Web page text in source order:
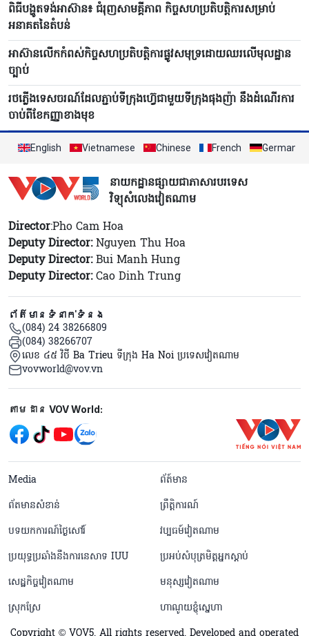
ពិធីបង្ហូតទង់អាស៊ាន៖ ជំរុញសាមគ្គីភាព កិច្ចសហប្រតិបត្តិការសម្រាប់
អនាគតនៃតំបន់
អាស៊ានលើកកំពស់កិច្ចសហប្រតិបត្តិការផ្លូវសមុទ្រដោយឈរលើមុលដ្ឋាន
ច្បាប់
រថភ្លើងទេសចរណ៍ដែលភ្ជាប់ទីក្រុងហ៊្វេជាមួយទីក្រុងផុងញ៉ា នឹងដំណើរការ
ចាប់ពីខែកញ្ញាខាងមុខ
English Vietnamese Chinese French German
នាយកដ្ឋានផ្សាយជាភាសារបរទេស
វិទ្យុសំលេងវៀតណាម
Director:Pho Cam Hoa
Deputy Director:Nguyen Thu Hoa
Deputy Director:Bui Manh Hung
Deputy Director:Cao Dinh Trung
ព័ត៌មានទំនាក់ទំនង
(084) 24 38266809
(084) 38266707
លេខ ៤៥ វិថី Ba Trieu ទីក្រុង Ha Noi ប្រទេសវៀតណាម
vovworld@vov.vn
Mạng xã hội
តាមដាន VOV World:
menu footer tiếng Khmer
Media
ព័ត៍មាន
ព័តមានសំខាន់
ព្រឹត្តិការណ៍
បទយកការណ៍ថ្ងៃសៅរ៍
វប្បធម៍វៀតណាម
ប្រយុទ្ធប្រឆាំងនឹងការនេសាទ IUU
ប្រអប់សំបុត្រមិត្តអ្នកស្តាប់
សេដ្ឋកិច្ចវៀតណាម
មនុស្សវៀតណាម
ស្រុកស្រែ
ហាណូយខ្ញុំស្នេហា